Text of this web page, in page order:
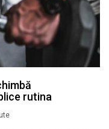
rutina